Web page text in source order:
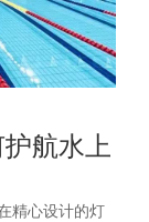
航水上
精心设计的灯